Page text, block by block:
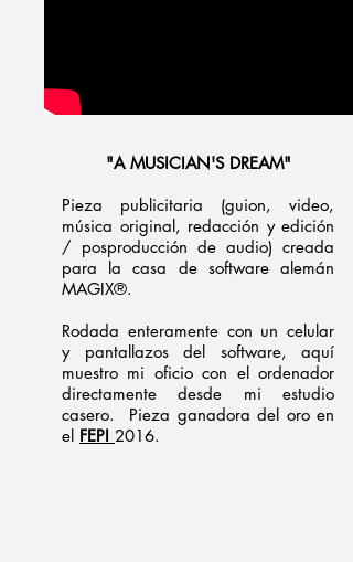
"A MUSICIAN'S DREAM"
Pieza publicitaria (guion, video,
música original, redacción y edición
/ posproducción de audio) creada
para la casa de software alemán
MAGIX®.
Rodada enteramente con un celular
y pantallazos del software, aquí
muestro mi oficio con el ordenador
directamente desde mi estudio
casero. Pieza ganadora del oro en
el FEPI 2016.